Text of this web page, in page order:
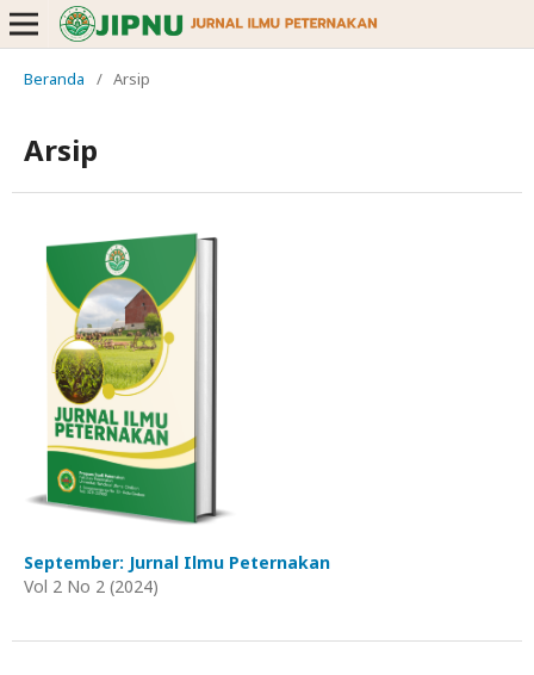
Beranda / Arsip
Arsip
September: Jurnal Ilmu Peternakan
Vol 2 No 2 (2024)